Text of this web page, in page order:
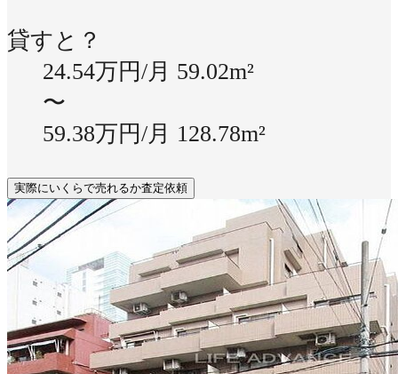
貸すと？
24.54万円/月 59.02m²
〜
59.38万円/月 128.78m²
実際にいくらで売れるか査定依頼